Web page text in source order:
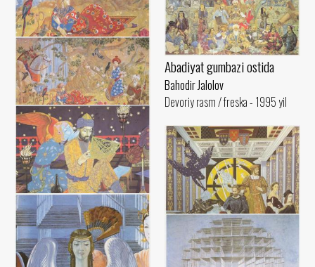
Abadiyat gumbazi ostida
Bahodir Jalolov
Devoriy rasm / freska - 1995 yil
Umar Hayyomning tushlari
Bahodir Jalolov
Devoriy rasm / freska - 1993 yil
Umar Hayyomning tushlari
Bahodir Jalolov
Devoriy rasm / freska - 1993 yil
Inson tafakkurining tantanasi.
Ibtido
Bahodir Jalolov